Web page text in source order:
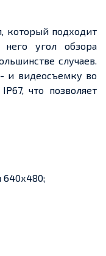
который подходит
него угол обзора
случаев.
и видеосъемку во
что позволяет